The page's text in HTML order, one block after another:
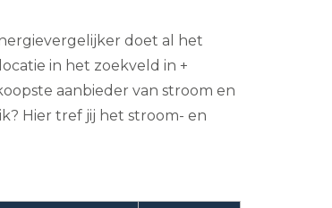
doet al het
in het zoekveld in +
aanbieder van stroom en
Hier tref jij het stroom- en